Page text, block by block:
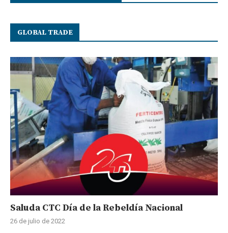
GLOBAL TRADE
Saluda CTC Día de la Rebeldía Nacional
26 de julio de 2022